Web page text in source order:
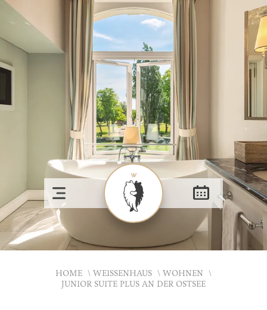
HOME WEISSENHAUS
WOHNEN
JUNIOR SUITE PLUS AN DER OSTSEE